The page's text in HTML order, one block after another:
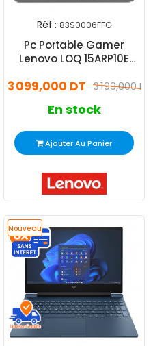
Réf : 83S0006FFG
Pc Portable Gamer
Lenovo LOQ 15ARP10E
Windows 113 199,000 DT
3 099,000 DT
En stock
Ajouter Au Panier
Nouveau